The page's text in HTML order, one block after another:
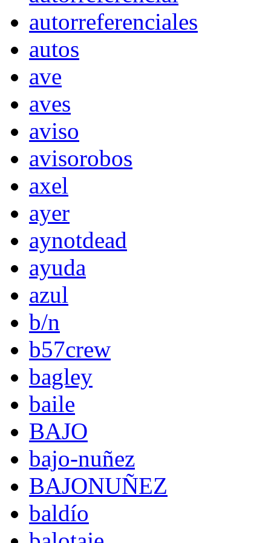
autorreferenciales
autos
ave
aves
aviso
avisorobos
axel
ayer
aynotdead
ayuda
azul
b/n
b57crew
bagley
baile
BAJO
bajo-nuñez
BAJONUÑEZ
baldío